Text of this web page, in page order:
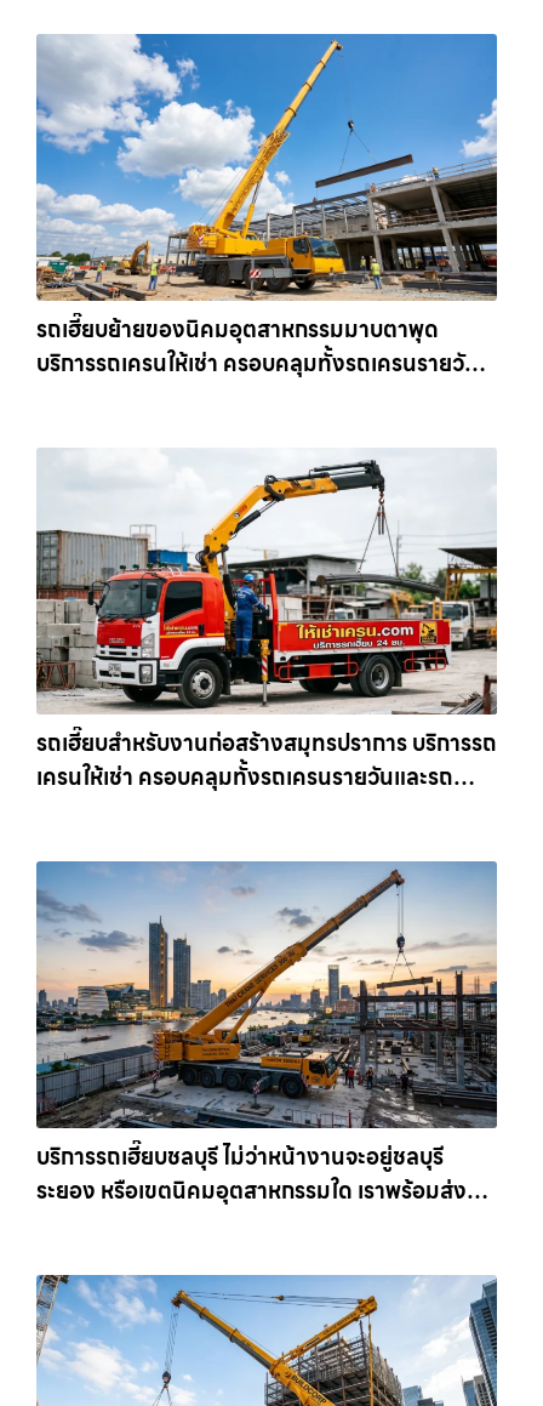
รถเฮี๊ยบย้ายของนิคมอุตสาหกรรมมาบตาพุด
บริการรถเครนให้เช่า ครอบคลุมทั้งรถเครนรายวัน
รถเฮี๊ยบสำหรับงานก่อสร้างสมุทรปราการ บริการรถ
เครนให้เช่า ครอบคลุมทั้งรถเครนรายวันและรถ
บริการรถเฮี๊ยบชลบุรี ไม่ว่าหน้างานจะอยู่ชลบุรี
ระยอง หรือเขตนิคมอุตสาหกรรมใด เราพร้อมส่งรถ